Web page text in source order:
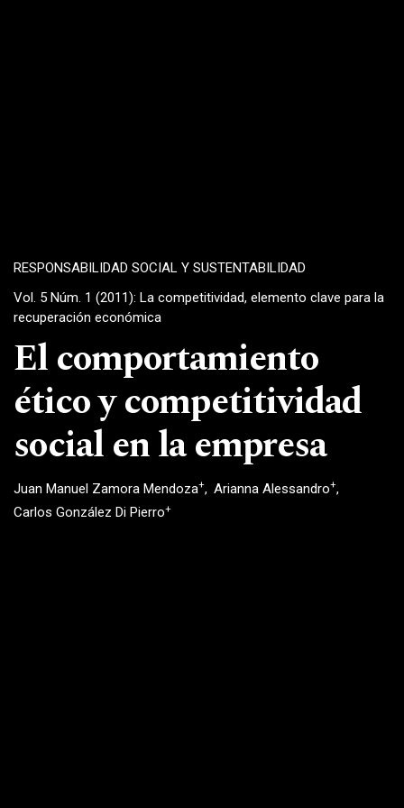
RESPONSABILIDAD SOCIAL Y SUSTENTABILIDAD
Vol. 5 Núm. 1 (2011): La competitividad, elemento clave para la
recuperación económica
El comportamiento
ético y competitividad
social en la empresa
Juan Manuel Zamora Mendoza+ Arianna Alessandro+
Carlos González Di Pierro+